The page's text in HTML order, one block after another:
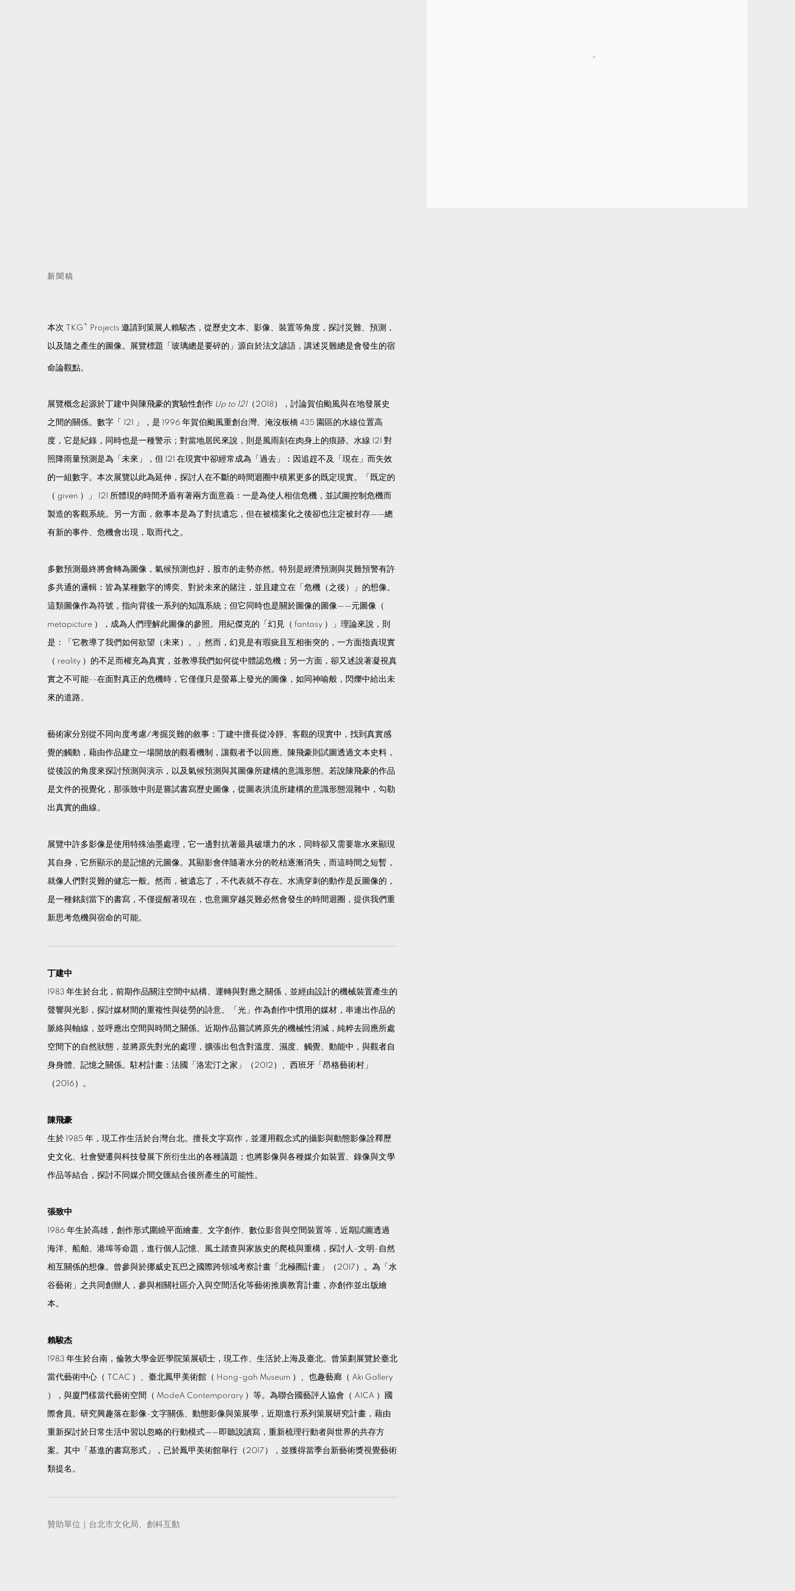
新聞稿
本次 TKG+ Projects 邀請到策展人賴駿杰，從歷史文本、影像、裝置等角度，探討災難、預測，
以及隨之產生的圖像。展覽標題「玻璃總是要碎的」源自於法文諺語，講述災難總是會發生的宿
命論觀點。
展覽概念起源於丁建中與陳飛豪的實驗性創作 Up to 121（2018），討論賀伯颱風與在地發展史
之間的關係。數字「 121 」，是 1996 年賀伯颱風重創台灣、淹沒板橋 435 園區的水線位置高
度，它是紀錄，同時也是一種警示；對當地居民來說，則是風雨刻在肉身上的痕跡。水線 121 對
照降雨量預測是為「未來」，但 121 在現實中卻經常成為「過去」：因追趕不及「現在」而失效
的一組數字。本次展覽以此為延伸，探討人在不斷的時間迴圈中積累更多的既定現實。「既定的
（ given ）」 121 所體現的時間矛盾有著兩方面意義：一是為使人相信危機，並試圖控制危機而
製造的客觀系統。另一方面，敘事本是為了對抗遺忘，但在被檔案化之後卻也注定被封存——總
有新的事件、危機會出現，取而代之。
多數預測最終將會轉為圖像，氣候預測也好，股市的走勢亦然。特別是經濟預測與災難預警有許
多共通的邏輯：皆為某種數字的博奕、對於未來的賭注，並且建立在「危機（之後）」的想像。
這類圖像作為符號，指向背後一系列的知識系統；但它同時也是關於圖像的圖像——元圖像（
metapicture ），成為人們理解此圖像的參照。用紀傑克的「幻見（ fantasy ）」理論來說，則
是：「它教導了我們如何欲望（未來）。」然而，幻見是有瑕疵且互相衝突的，一方面指責現實
（ reality ）的不足而權充為真實，並教導我們如何從中體認危機；另一方面，卻又述說著凝視真
實之不可能--在面對真正的危機時，它僅僅只是螢幕上發光的圖像，如同神喻般，閃爍中給出未
來的道路。
藝術家分別從不同向度考慮 ∕ 考掘災難的敘事：丁建中擅長從冷靜、客觀的現實中，找到真實感
覺的觸動，藉由作品建立一場開放的觀看機制，讓觀者予以回應。陳飛豪則試圖透過文本史料，
從後設的角度來探討預測與演示，以及氣候預測與其圖像所建構的意識形態。若說陳飛豪的作品
是文件的視覺化，那張致中則是嘗試書寫歷史圖像，從圖表洪流所建構的意識形態混雜中，勾勒
出真實的曲線。
展覽中許多影像是使用特殊油墨處理，它一邊對抗著最具破壞力的水，同時卻又需要靠水來顯現
其自身，它所顯示的是記憶的元圖像。其顯影會伴隨著水分的乾枯逐漸消失，而這時間之短暫，
就像人們對災難的健忘一般。然而，被遺忘了，不代表就不存在。水滴穿刺的動作是反圖像的，
是一種銘刻當下的書寫，不僅提醒著現在，也意圖穿越災難必然會發生的時間迴圈，提供我們重
新思考危機與宿命的可能。
丁建中
1983 年生於台北，前期作品關注空間中結構、運轉與對應之關係，並經由設計的機械裝置產生的
聲響與光影，探討媒材間的重複性與徒勞的詩意。「光」作為創作中慣用的媒材，串連出作品的
脈絡與軸線，並呼應出空間與時間之關係。近期作品嘗試將原先的機械性消減，純粹去回應所處
空間下的自然狀態，並將原先對光的處理，擴張出包含對溫度、濕度、觸覺、動能中，與觀者自
身身體、記憶之關係。駐村計畫：法國「洛宏汀之家」（2012）、西班牙「昂格藝術村」
（2016）。
陳飛豪
生於 1985 年，現工作生活於台灣台北。擅長文字寫作，並運用觀念式的攝影與動態影像詮釋歷
史文化、社會變遷與科技發展下所衍生出的各種議題；也將影像與各種媒介如裝置、錄像與文學
作品等結合，探討不同媒介間交匯結合後所產生的可能性。
張致中
1986 年生於高雄，創作形式圍繞平面繪畫、文字創作、數位影音與空間裝置等，近期試圖透過
海洋、船舶、港埠等命題，進行個人記憶、風土踏查與家族史的爬梳與重構，探討人-文明-自然
相互關係的想像。曾參與於挪威史瓦巴之國際跨領域考察計畫「北極圈計畫」（2017）。為「水
谷藝術」之共同創辦人，參與相關社區介入與空間活化等藝術推廣教育計畫，亦創作並出版繪
本。
賴駿杰
1983 年生於台南，倫敦大學金匠學院策展碩士，現工作、生活於上海及臺北。曾策劃展覽於臺北
當代藝術中心（ TCAC ）、臺北鳳甲美術館（ Hong-gah Museum ）、也趣藝廊（ Aki Gallery
），與廈門樣當代藝術空間（ ModeA Contemporary ）等。為聯合國藝評人協會（ AICA ）國
際會員。研究興趣落在影像-文字關係、動態影像與策展學，近期進行系列策展研究計畫，藉由
重新探討於日常生活中習以忽略的行動模式——即聽說讀寫，重新梳理行動者與世界的共存方
案。其中「基進的書寫形式」，已於鳳甲美術館舉行（2017），並獲得當季台新藝術獎視覺藝術
類提名。
贊助單位｜台北市文化局、創科互動